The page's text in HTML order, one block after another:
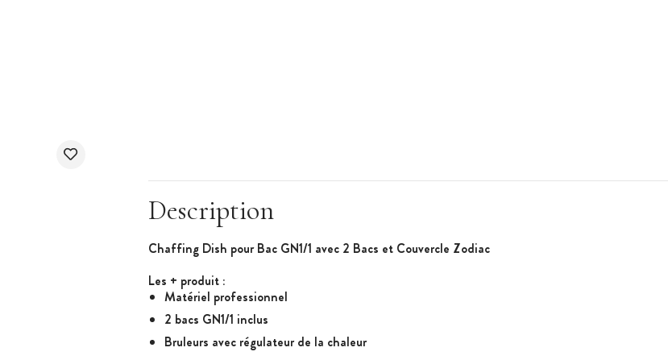
Description
Chaffing Dish pour Bac GN1/1 avec 2 Bacs et Couvercle Zodiac
Les + produit :
Matériel professionnel
2 bacs GN1/1 inclus
Bruleurs avec régulateur de la chaleur